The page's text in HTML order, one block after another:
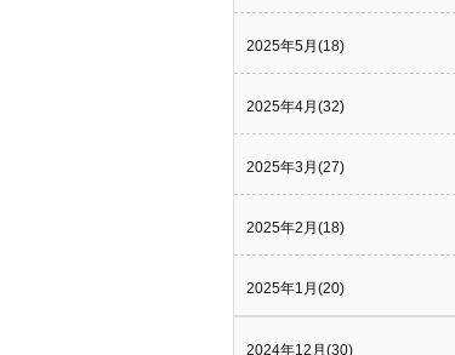
2025年5月(18)
2025年4月(32)
2025年3月(27)
2025年2月(18)
2025年1月(20)
2024年12月(30)